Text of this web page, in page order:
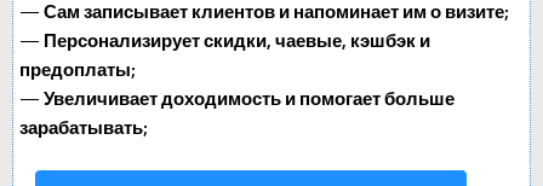
— Сам записывает клиентов и напоминает им о визите;
— Персонализирует скидки, чаевые, кэшбэк и
предоплаты;
— Увеличивает доходимость и помогает больше
зарабатывать;